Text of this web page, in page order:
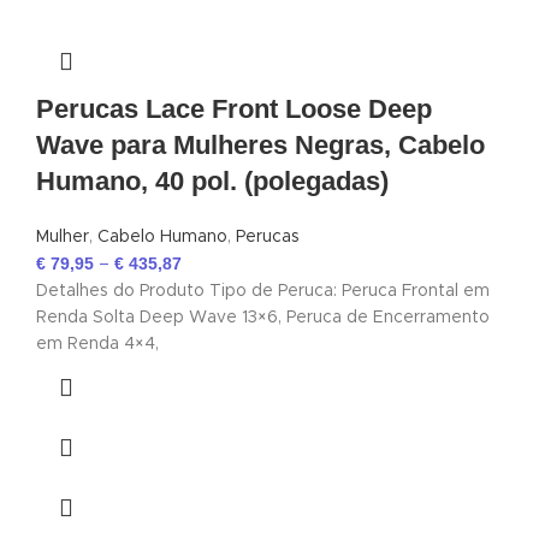
Perucas Lace Front Loose Deep
Wave para Mulheres Negras, Cabelo
Humano, 40 pol. (polegadas)
Mulher, Cabelo Humano, Perucas
€ 79,95 – € 435,87
Detalhes do Produto Tipo de Peruca: Peruca Frontal em
Renda Solta Deep Wave 13×6, Peruca de Encerramento
em Renda 4×4,